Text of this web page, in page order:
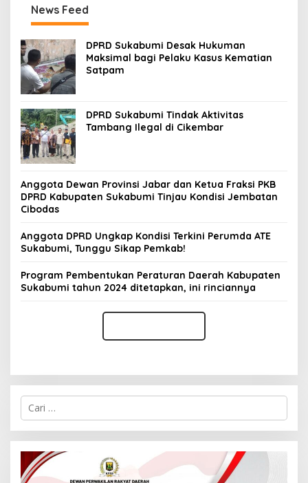
News Feed
DPRD Sukabumi Desak Hukuman
Maksimal bagi Pelaku Kasus Kematian
Satpam
DPRD Sukabumi Tindak Aktivitas
Tambang Ilegal di Cikembar
Anggota Dewan Provinsi Jabar dan Ketua Fraksi PKB
DPRD Kabupaten Sukabumi Tinjau Kondisi Jembatan
Cibodas
Anggota DPRD Ungkap Kondisi Terkini Perumda ATE
Sukabumi, Tunggu Sikap Pemkab!
Program Pembentukan Peraturan Daerah Kabupaten
Sukabumi tahun 2024 ditetapkan, ini rinciannya
C
i
u
n
t